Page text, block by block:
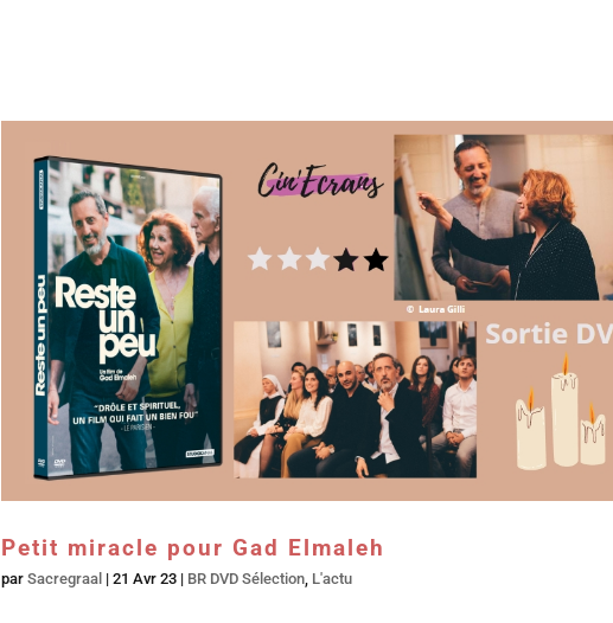
Petit miracle pour Gad Elmaleh
par Sacregraal | 21 Avr 23| BR DVD Sélection, L'actu